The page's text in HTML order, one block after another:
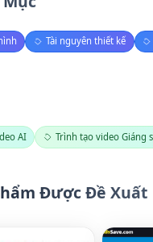
Tài nguyên thiết kế
AI Trình tạo video Giáng
Được Đề Xuất